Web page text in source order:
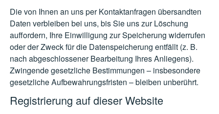
Die von Ihnen an uns per Kontaktanfragen übersandten
Daten verbleiben bei uns, bis Sie uns zur Löschung
auffordern, Ihre Einwilligung zur Speicherung widerrufen
oder der Zweck für die Datenspeicherung entfällt (z. B.
nach abgeschlossener Bearbeitung Ihres Anliegens).
Zwingende gesetzliche Bestimmungen – insbesondere
gesetzliche Aufbewahrungsfristen – bleiben unberührt.
Registrierung auf dieser Website